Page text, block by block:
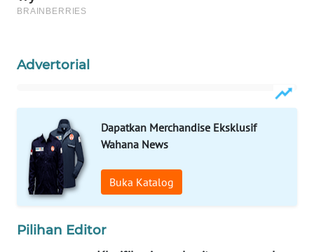
Advertorial
Dapatkan Merchandise Eksklusif
Wahana News
Buka Katalog
Pilihan Editor
FORWAMKI
TAMBANG
NEWS
SITUNGIR
NEWS
SIDIKALANG